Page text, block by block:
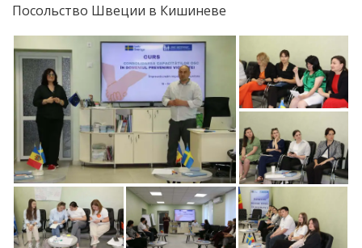
Посольство Швеции в Кишиневе